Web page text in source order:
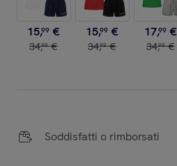
15,99 €
34,99 €
15,99 €
34,99 €
17,99 €
34,99 €
Soddisfatti o rimborsati